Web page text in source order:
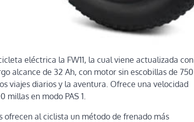
eléctrica la FW11, la cual viene actualizada con
alcance de 32 Ah, con motor sin escobillas de 750
viajes diarios y la aventura. Ofrece una velocidad
millas en modo PAS 1.
ofrecen al ciclista un método de frenado más